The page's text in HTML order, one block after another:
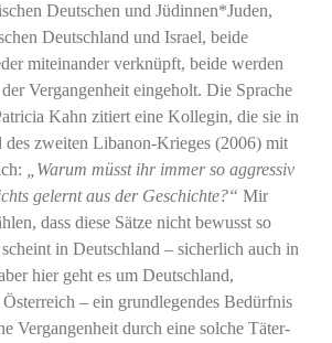
Deutschen und Jüdinnen*Juden,
Deutschland und Israel, beide
miteinander verknüpft, beide werden
Vergangenheit eingeholt. Die Sprache
Kahn zitiert eine Kollegin, die sie in
des zweiten Libanon-Krieges (2006) mit
„Warum müsst ihr immer so aggressiv
gelernt aus der Geschichte?“ Mir
dass diese Sätze nicht bewusst so
in Deutschland – sicherlich auch in
hier geht es um Deutschland,
– ein grundlegendes Bedürfnis
Vergangenheit durch eine solche Täter-